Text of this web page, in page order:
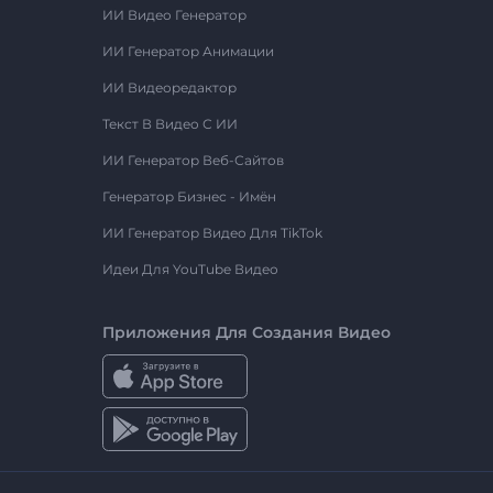
ИИ Видео Генератор
ИИ Генератор Анимации
ИИ Видеоредактор
Текст В Видео С ИИ
ИИ Генератор Веб-Сайтов
Генератор Бизнес - Имён
ИИ Генератор Видео Для TikTok
Идеи Для YouTube Видео
Приложения Для Создания Видео